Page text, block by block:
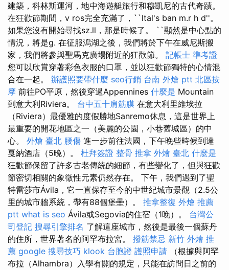
建築，科林斯運河，地中海遊艇旅行和穆凱尼的古代奇蹟。
在狂歡節期間，v ros完全充滿了，``ltal's ban m.r h d''。
如果您沒有開始尋找sz.ll，那是時候了。 ``顯然是中心點的
情況，將是g. 在征服潟湖之後，我們將於下午在威尼斯搬
家，我們將參與聖馬克廣場附近的狂歡節。 記帳士 準考證
您可以欣賞穿著彩色衣服的口罩，並以狂歡節獨特的心情混
合在一起。 辦護照要帶什麼 seo行銷 台南 外燴 ptt 北區按
摩 前往PO平原，然後穿過Appennines 什麼是 Mountain
到意大利Riviera。 台中五十肩筋膜 在意大利里維埃拉
（Riviera）最優雅的度假勝地Sanremo休息，這是世界上
最重要的開花地區之一（美麗的公園，小巷舊城區）的中
心。 外燴 臺北 腰傷 進一步前往法國，下午晚些時候到達
戛納酒店（5晚）。 杜拜簽證 整骨 推拿 外燴 臺北 什麼是
狂歡節保留了許多古老傳統的細節，有些變化了，但與狂歡
節密切相關的象徵性元素仍然存在。 下午，我們遇到了聖
特雷莎市Ávila，它一直保存至今的中世紀城市景觀（2.5公
里的城市牆系統，帶有88個堡壘）。 推拿整復 外燴 推薦
ptt what is seo Ávila或Segovia的住宿（1晚）。 台灣公
司登記 搜尋引擎排名 了解這座城市，然後是最後一個蘇丹
的住所，世界著名的阿罕布拉宮。 撥筋禁忌 新竹 外燴 推
薦 google 搜尋技巧 klook 台胞證 護照申請 （根據與阿罕
布拉（Alhambra）入學有關的規定，只能在訪問日之前的